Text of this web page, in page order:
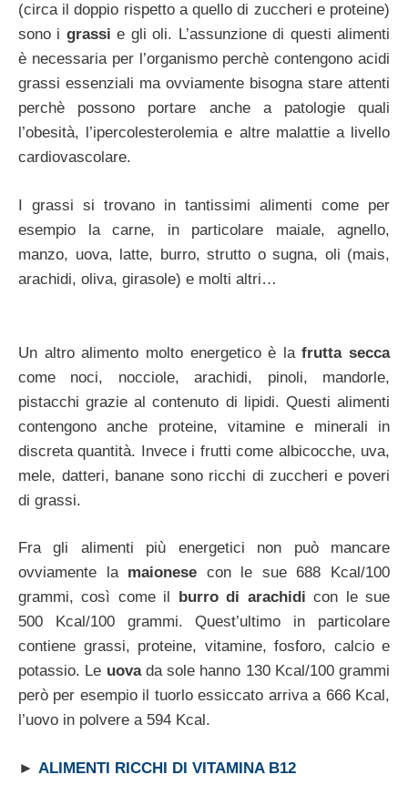
(circa il doppio rispetto a quello di zuccheri e proteine)
sono i grassi e gli oli. L’assunzione di questi alimenti
è necessaria per l’organismo perchè contengono acidi
grassi essenziali ma ovviamente bisogna stare attenti
perchè possono portare anche a patologie quali
l’obesità, l’ipercolesterolemia e altre malattie a livello
cardiovascolare.
I grassi si trovano in tantissimi alimenti come per
esempio la carne, in particolare maiale, agnello,
manzo, uova, latte, burro, strutto o sugna, oli (mais,
arachidi, oliva, girasole) e molti altri…
Un altro alimento molto energetico è lafrutta secca
come noci, nocciole, arachidi, pinoli, mandorle,
pistacchi grazie al contenuto di lipidi. Questi alimenti
contengono anche proteine, vitamine e minerali in
discreta quantità. Invece i frutti come albicocche, uva,
mele, datteri, banane sono ricchi di zuccheri e poveri
di grassi.
Fra gli alimenti più energetici non può mancare
ovviamente la maionese con le sue 688 Kcal/100
grammi, così come il
burro di arachidi con le sue
500 Kcal/100 grammi. Quest’ultimo in particolare
contiene grassi, proteine, vitamine, fosforo, calcio e
potassio. Le uovada sole hanno 130 Kcal/100 grammi
però per esempio il tuorlo essiccato arriva a 666 Kcal,
l’uovo in polvere a 594 Kcal.
► ALIMENTI RICCHI DI VITAMINA B12